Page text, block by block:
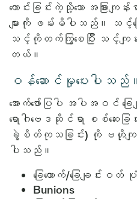
ကောင်းခြင်းကဲ့သို့သော အခြားကျ
များကို ဖမ်းမိပါသည်။ သင့်
သင့်ကိုတက်ကြွစေပြီး သင့်ကျန်း
တယ်။
ဝန်ဆောင်မှုပေးပါသည်။
အောက်ဖော်ပြပါ အပါအဝင် ခြ
ရောဂါဗေဒဆိုင်ရာ စစ်ဆေးခ
ခွဲစိတ်ကုသခြင်း) ကို ဗဟိုကျန်း
ပါသည်။
ခြေထောက်/ခြေချင်းဝ
Bunions